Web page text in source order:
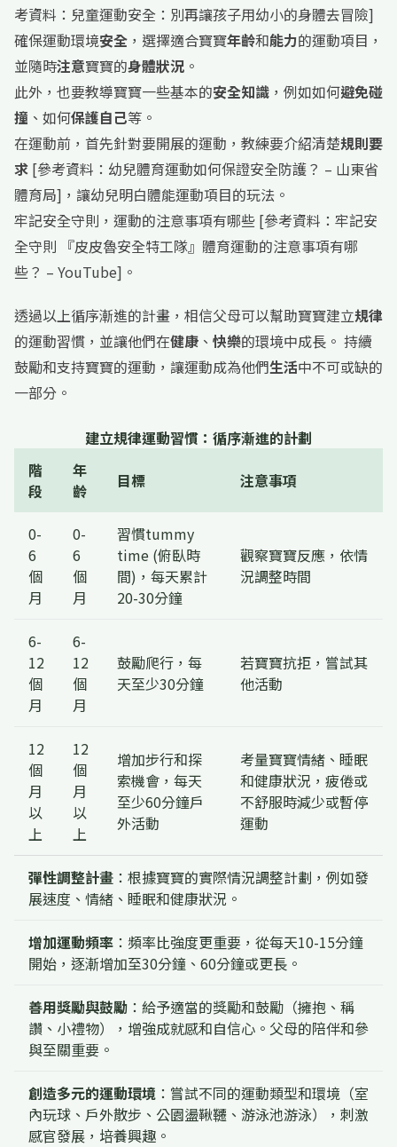
考資料：兒童運動安全：別再讓孩子用幼小的身體去冒險]
確保運動環境安全 ，選擇適合寶寶年齡和能力的運動項目，
並隨時注意寶寶的身體狀況 。
此外，也要教導寶寶一些基本的安全知識 ，例如如何避免碰
撞 、如何保護自己等。
在運動前，首先針對要開展的運動，教練要介紹清楚規則要
求 [參考資料：幼兒體育運動如何保證安全防護？ – 山東省
體育局]，讓幼兒明白體能運動項目的玩法。
牢記安全守則，運動的注意事項有哪些 [參考資料：牢記安
全守則 『皮皮魯安全特工隊』體育運動的注意事項有哪
些？ – YouTube]。
透過以上循序漸進的計畫，相信父母可以幫助寶寶建立規律
的運動習慣，並讓他們在健康 、 快樂的環境中成長。 持續
鼓勵和支持寶寶的運動，讓運動成為他們生活中不可或缺的
一部分。
建立規律運動習慣：循序漸進的計劃
階
段
年
齡
目標 注意事項
0-
6
個
月
0-
6
個
月
習慣tummy
time (俯臥時
間)，每天累計
20-30分鐘
觀察寶寶反應，依情
況調整時間
6-
12
個
月
6-
12
個
月
鼓勵爬行，每
天至少30分鐘
若寶寶抗拒，嘗試其
他活動
12
個
月
以
上
12
個
月
以
上
增加步行和探
索機會，每天
至少60分鐘戶
外活動
考量寶寶情緒、睡眠
和健康狀況，疲倦或
不舒服時減少或暫停
運動
彈性調整計畫 ：根據寶寶的實際情況調整計劃，例如發
展速度、情緒、睡眠和健康狀況。
增加運動頻率 ：頻率比強度更重要，從每天10-15分鐘
開始，逐漸增加至30分鐘、60分鐘或更長。
善用獎勵與鼓勵 ：給予適當的獎勵和鼓勵（擁抱、稱
讚、小禮物），增強成就感和自信心。父母的陪伴和參
與至關重要。
創造多元的運動環境 ：嘗試不同的運動類型和環境（室
內玩球、戶外散步、公園盪鞦韆、游泳池游泳），刺激
感官發展，培養興趣。